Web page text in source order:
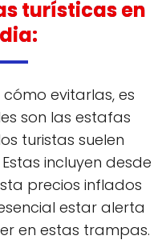
turísticas en
evitarlas, es
son las estafas
turistas suelen
incluyen desde
precios inflados
estar alerta
en estas trampas.